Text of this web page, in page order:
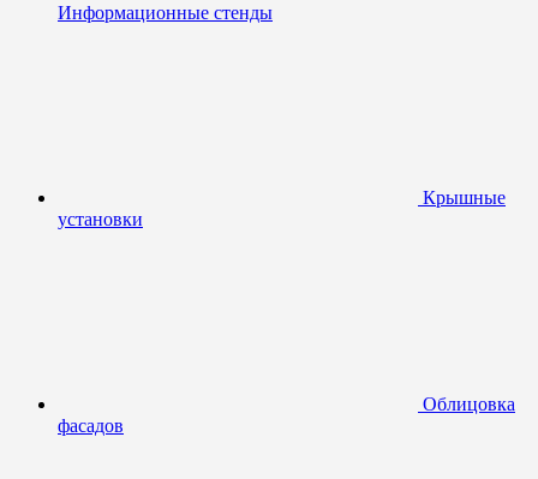
Информационные стенды
Крышные
установки
Облицовка
фасадов